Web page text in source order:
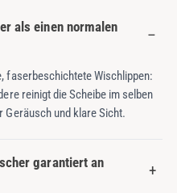
als einen normalen
faserbeschichtete Wischlippen:
reinigt die Scheibe im selben
und klare Sicht.
garantiert an